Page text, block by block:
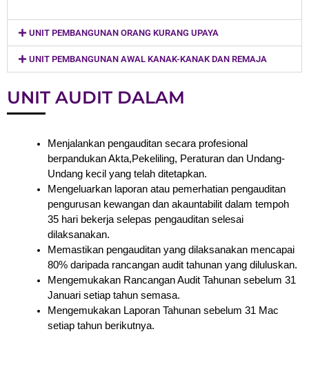
UNIT PEMBANGUNAN ORANG KURANG UPAYA
UNIT PEMBANGUNAN AWAL KANAK-KANAK DAN REMAJA
UNIT AUDIT DALAM
Menjalankan pengauditan secara profesional
berpandukan Akta,Pekeliling, Peraturan dan Undang-
Undang kecil yang telah ditetapkan.
Mengeluarkan laporan atau pemerhatian pengauditan
pengurusan kewangan dan akauntabilit dalam tempoh
35 hari bekerja selepas pengauditan selesai
dilaksanakan.
Memastikan pengauditan yang dilaksanakan mencapai
80% daripada rancangan audit tahunan yang diluluskan.
Mengemukakan Rancangan Audit Tahunan sebelum 31
Januari setiap tahun semasa.
Mengemukakan Laporan Tahunan sebelum 31 Mac
setiap tahun berikutnya.